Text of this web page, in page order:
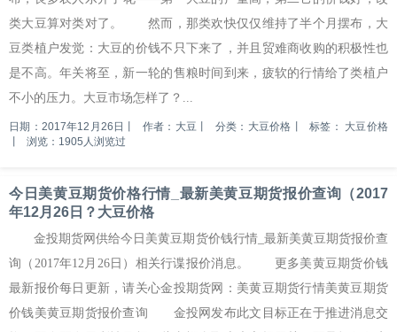
类大豆算对类对了。 然而，那类欢快仅仅维持了半个月摆布，大
豆类植户发觉：大豆的价钱不只下来了，并且贸难商收购的积极性也
是不高。年关将至，新一轮的售粮时间到来，疲软的行情给了类植户
不小的压力。大豆市场怎样了？...
日期：2017年12月26日 作者：大豆 分类：大豆价格 标签： 大豆价格
浏览：1905人浏览过
今日美黄豆期货价格行情_最新美黄豆期货报价查询（2017
年12月26日？大豆价格
金投期货网供给今日美黄豆期货价钱行情_最新美黄豆期货报价查
询（2017年12月26日）相关行谍报价消息。 更多美黄豆期货价钱
最新报价每日更新，请关心金投期货网：美黄豆期货行情美黄豆期货
价钱美黄豆期货报价查询 金投网发布此文目标正在于推进消息交